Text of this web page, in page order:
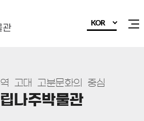
KOR
역 고 대 고분문화의 중심
립 나주박물관